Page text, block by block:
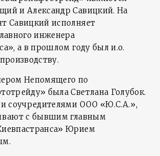
и Александр Савицкий. На
Савицкий исполняет
инженера
а в прошлом году был и.о.
Непомящего по
была Светлана Голубок.
соучредителями ООО «Ю.С.А.»,
с бывшим главным
Юрием